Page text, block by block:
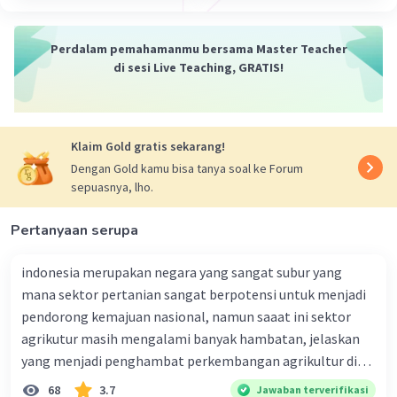
habitat dan karakteristik spesiesnya. Berikut
adalah klasifikasi umum fauna di Indonesia
Primates
: Misalnya orangutan (Borneo
dan Sumatera) dan macan tutul.
harimau Sumatera, dan badak Jawa.
Fauna Hutan Mangrove:
Burung: Seperti bangau, rajawali, dan jenis
burung pesisir lainnya.
Reptil dan Amfibi
: Misalnya buaya muara,
Perdalam pemahamanmu bersama Master Teacher
di sesi Live Teaching, GRATIS!
Klaim Gold gratis sekarang!
Dengan Gold kamu bisa tanya soal ke Forum
sepuasnya, lho.
Pertanyaan serupa
indonesia merupakan negara yang sangat subur yang
mana sektor pertanian sangat berpotensi untuk menjadi
pendorong kemajuan nasional, namun saaat ini sektor
agrikutur masih mengalami banyak hambatan, jelaskan
yang menjadi penghambat perkembangan agrikultur di
indonesia
68 3.7 Jawaban terverifikasi